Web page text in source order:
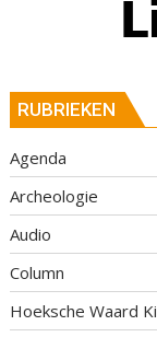
RUBRIEKEN
Agenda
Archeologie
Audio
Column
Hoeksche Waard